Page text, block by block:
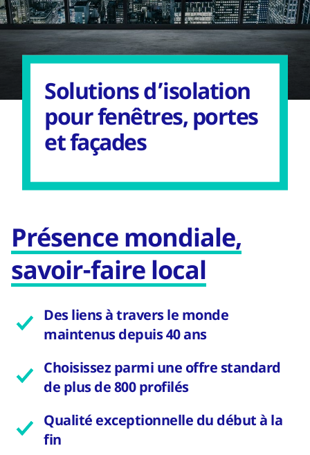
Solutions d’isolation
pour fenêtres, portes
et façades
Présence mondiale,
savoir-faire local
Des liens à travers le monde
maintenus depuis 40 ans
Choisissez parmi une offre standard
de plus de 800 profilés
Qualité exceptionnelle du début à la
fin